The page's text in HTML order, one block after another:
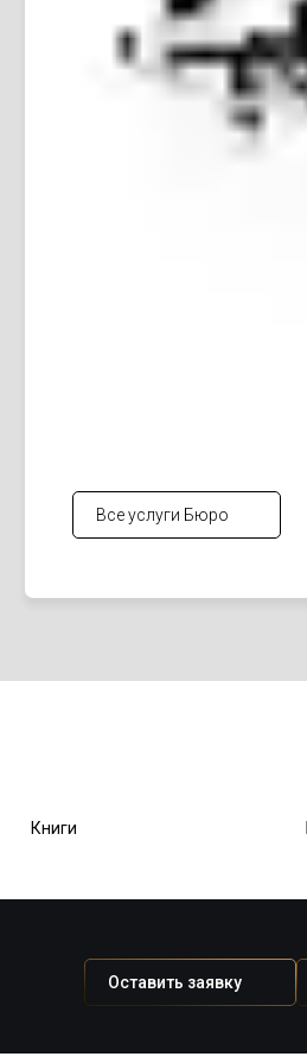
Все услуги Бюро
Книги
Оставить заявку